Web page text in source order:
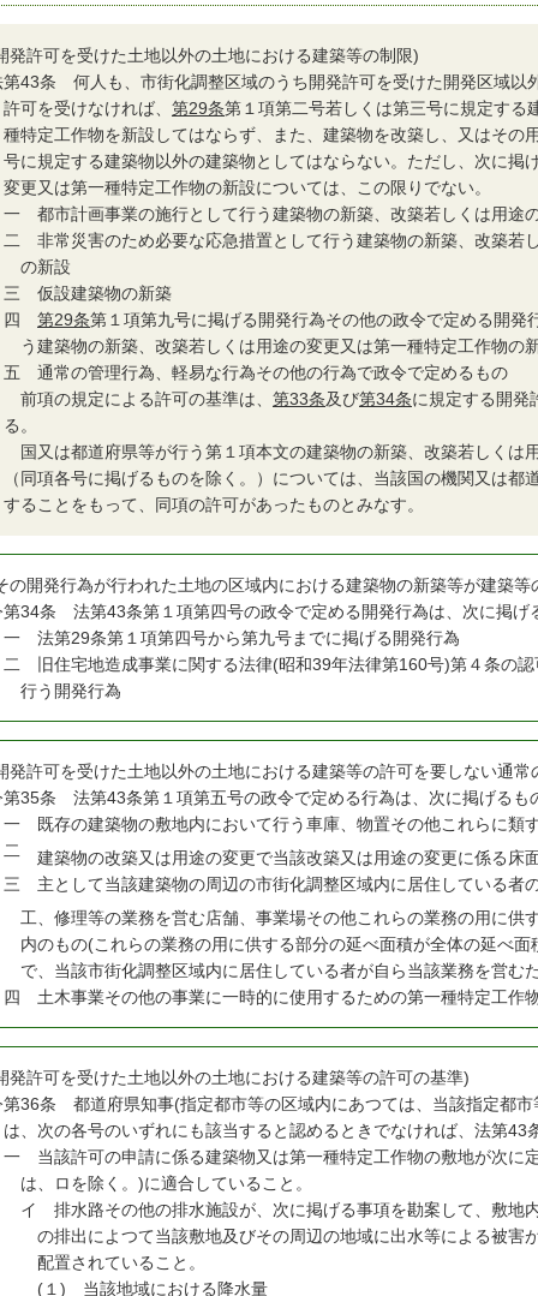
発許可を受けた土地以外の土地における建築等の制限)
第43条 何人も、市街化調整区域のうち開発許可を受けた開発区域以
許可を受けなければ、 第29条第１項第二号若しくは第三号に規定する
種特定工作物を新設してはならず、また、建築物を改築し、又はその
号に規定する建築物以外の建築物としてはならない。ただし、次に掲
変更又は第一種特定工作物の新設については、この限りでない。
一 都市計画事業の施行として行う建築物の新築、改築若しくは用途
二 非常災害のため必要な応急措置として行う建築物の新築、改築若
の新設
三 仮設建築物の新築
四
第29条第１項第九号に掲げる開発行為その他の政令で定める開発
う建築物の新築、改築若しくは用途の変更又は第一種特定工作物の
五 通常の管理行為、軽易な行為その他の行為で政令で定めるもの
前項の規定による許可の基準は、 第33条及び第34条に規定する開発
る。
国又は都道府県等が行う第１項本文の建築物の新築、改築若しくは
（同項各号に掲げるものを除く。）については、当該国の機関又は
することをもって、同項の許可があったものとみなす。
の開発行為が行われた土地の区域内における建築物の新築等が建築
第34条 法第43条第１項第四号の政令で定める開発行為は、次に掲げ
一 法第29条第１項第四号から第九号までに掲げる開発行為
二 旧住宅地造成事業に関する法律(昭和39年法律第160号)第４条の
行う開発行為
発許可を受けた土地以外の土地における建築等の許可を要しない通
第35条 法第43条第１項第五号の政令で定める行為は、次に掲げるも
一 既存の建築物の敷地内において行う車庫、物置その他これらに類
二 建築物の改築又は用途の変更で当該改築又は用途の変更に係る床
三 主として当該建築物の周辺の市街化調整区域内に居住している者
工、修理等の業務を営む店舗、事業場その他これらの業務の用に供
内のもの(これらの業務の用に供する部分の延べ面積が全体の延べ
で、当該市街化調整区域内に居住している者が自ら当該業務を営む
四 土木事業その他の事業に一時的に使用するための第一種特定工作
発許可を受けた土地以外の土地における建築等の許可の基準)
第36条 都道府県知事(指定都市等の区域内にあつては、当該指定都
は、次の各号のいずれにも該当すると認めるときでなければ、法第43
一 当該許可の申請に係る建築物又は第一種特定工作物の敷地が次に
は、ロを除く。)に適合していること。
イ
排水路その他の排水施設が、次に掲げる事項を勘案して、敷地
の排出によつて当該敷地及びその周辺の地域に出水等による被害
配置されていること。
(１) 当該地域における降水量